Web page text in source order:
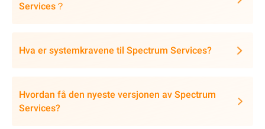
Services？
Hva er systemkravene til Spectrum Services?
Hvordan få den nyeste versjonen av Spectrum
Services?